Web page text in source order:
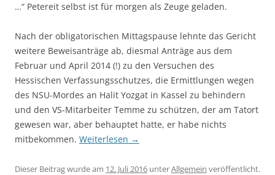
…“ Petereit selbst ist für morgen als Zeuge geladen.
Nach der obligatorischen Mittagspause lehnte das Gericht
weitere Beweisanträge ab, diesmal Anträge aus dem
Februar und April 2014 (!) zu den Versuchen des
Hessischen Verfassungsschutzes, die Ermittlungen wegen
des NSU-Mordes an Halit Yozgat in Kassel zu behindern
und den VS-Mitarbeiter Temme zu schützen, der am Tatort
gewesen war, aber behauptet hatte, er habe nichts
mitbekommen. Weiterlesen →
Dieser Beitrag wurde am 12. Juli 2016 unterAllgemein veröffentlicht.